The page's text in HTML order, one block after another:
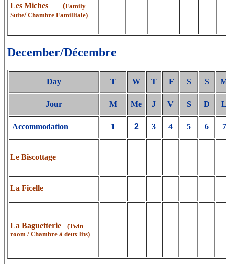
Les Miches (Family
Suite/ Chambre Familliale)
December/Décembre
Day T W T F S S
Jour M Me J V S D
Accommodation 1 2 3 4 5 6 7
Le Biscottage
La Ficelle
La Baguetterie
(Twin
room / Chambre à deux lits)